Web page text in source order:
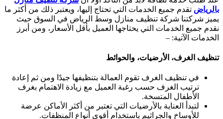
بالرياض تقدم جميع الخدمات التي تحتاج إليها، ويعتبر ذلك من أكثر ما
يميز شركتنا شركة تنظيف منازل وسط الرياض في السوق حيث
نقدم جميع الخدمات التي يحتاجها العميل بأقل الأسعار، ومن أبرز
الخدمات الآتية: –
تنظيف الغرف، الأرضيات، والحوائط
في تنظيف الغرف تقوم العمالة بتنظيفها جيدًا ومن ثم إعادة
ترتيب الغرف حسب رغبة العميل مع زيادة الاهتمام بغرف
الأطفال المتسخة.
لتبدأ العناية بالأرضيات التي تعتبر من أكثر الأماكن عرضة
للأوساخ والجراثيم باستخدام أقوى أنواع المنظفات.